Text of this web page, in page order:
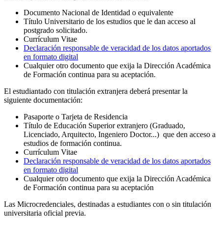
Documento Nacional de Identidad o equivalente
Título Universitario de los estudios que le dan acceso al
postgrado solicitado.
Currículum Vitae
Declaración responsable de veracidad de los datos aportados
en formato digital
Cualquier otro documento que exija la Dirección Académica
de Formación continua para su aceptación.
El estudiantado con titulación extranjera deberá presentar la
siguiente documentación:
Pasaporte o Tarjeta de Residencia
Título de Educación Superior extranjero (Graduado,
Licenciado, Arquitecto, Ingeniero Doctor...) que den acceso a
estudios de formación continua.
Currículum Vitae
Declaración responsable de veracidad de los datos aportados
en formato digital
Cualquier otro documento que exija la Dirección Académica
de Formación continua para su aceptación
Las Microcredenciales, destinadas a estudiantes con o sin titulación
universitaria oficial previa.